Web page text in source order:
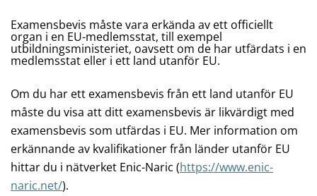
Examensbevis måste vara erkända av ett officiellt
organ i en EU-medlemsstat, till exempel
utbildningsministeriet, oavsett om de har utfärdats i en
medlemsstat eller i ett land utanför EU.
Om du har ett examensbevis från ett land utanför EU
måste du visa att ditt examensbevis är likvärdigt med
examensbevis som utfärdas i EU. Mer information om
erkännande av kvalifikationer från länder utanför EU
hittar du i nätverket Enic-Naric (https://www.enic-
naric.net/).